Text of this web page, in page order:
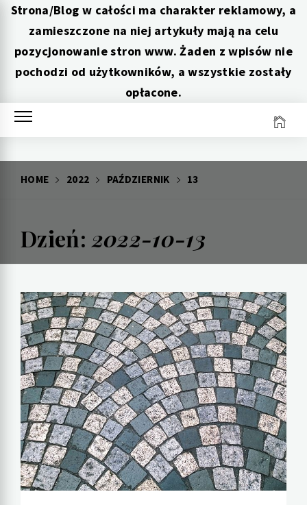
Strona/Blog w całości ma charakter reklamowy, a
zamieszczone na niej artykuły mają na celu
pozycjonowanie stron www. Żaden z wpisów nie
pochodzi od użytkowników, a wszystkie zostały
opłacone.
Skip
HOME 2022 PAŹDZIERNIK 13
Dzień: 2022-10-13